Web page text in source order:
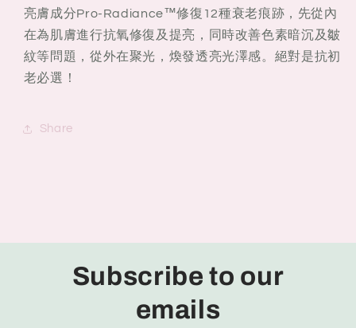
亮膚成分Pro-Radiance™修復12種衰老痕跡，先從內
在為肌膚進行抗氧修復及提亮，同時改善色素暗沉及皺
紋等問題，從外在聚光，煥發透亮光澤感。絕對是抗初
老必選！
Share
Subscribe to our
emails